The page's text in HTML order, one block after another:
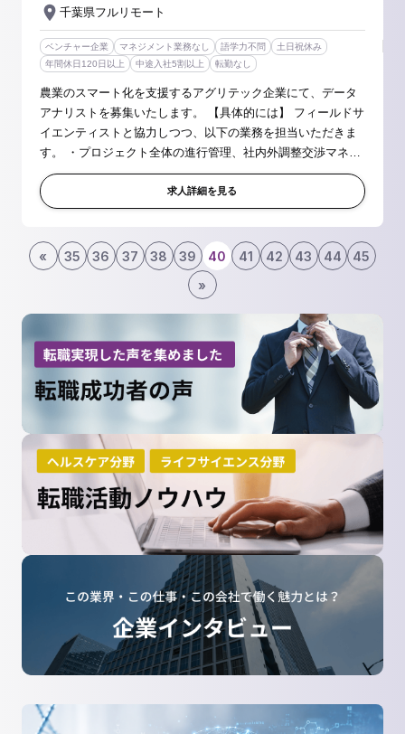
千葉県フルリモート
ベンチャー企業 マネジメント業務なし 語学力不問
土日祝休み
年間休日120日以上
中途入社5割以上 転勤なし
農業のスマート化を支援するアグリテック企業にて、データ
アナリストを募集いたします。 【具体的には】 フィールドサ
イエンティストと協力しつつ、以下の業務を担当いただきま
す。 ・プロジェクト全体の進行管理、社内外調整交渉マネジ
メント ・Python等を用いたデータ分析実務 ・産地の課題解
決のための戦略的...
求人詳細を見る
« 35 36 37 38 39 40 41 42 43 44
45
»